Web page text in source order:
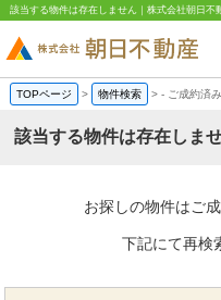
該当する物件は存在しません｜株式会社朝日不
TOPページ > 物件検索 >- ご成約済み
該当する物件は存在しま
お探しの物件はご
下記にて再検